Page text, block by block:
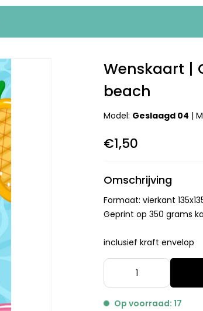
Wenskaart |
beach
Model: Geslaagd 04 |
€1,50
Omschrijving
Formaat: vierkant
Geprint op 350 grams
inclusief kraft envelop
Op voorraad: 17